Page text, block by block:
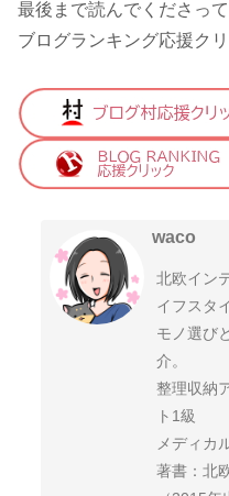
最後まで読んでくださっ
ブログランキング応援ク
waco
北欧イン
イフスタ
モノ選び
介。
整理収納
ト1級
メディカ
著書：北